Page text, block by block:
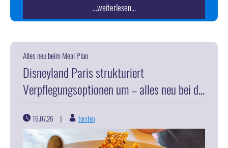
...weiterlesen...
Alles neu beim Meal Plan
Disneyland Paris strukturiert
Verpflegungsoptionen um – alles neu bei d...
16.07.26 | torsten